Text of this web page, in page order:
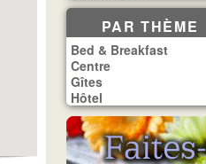
PAR THÈME
Bed & Breakfast
Centre
Gîtes
Hôtel